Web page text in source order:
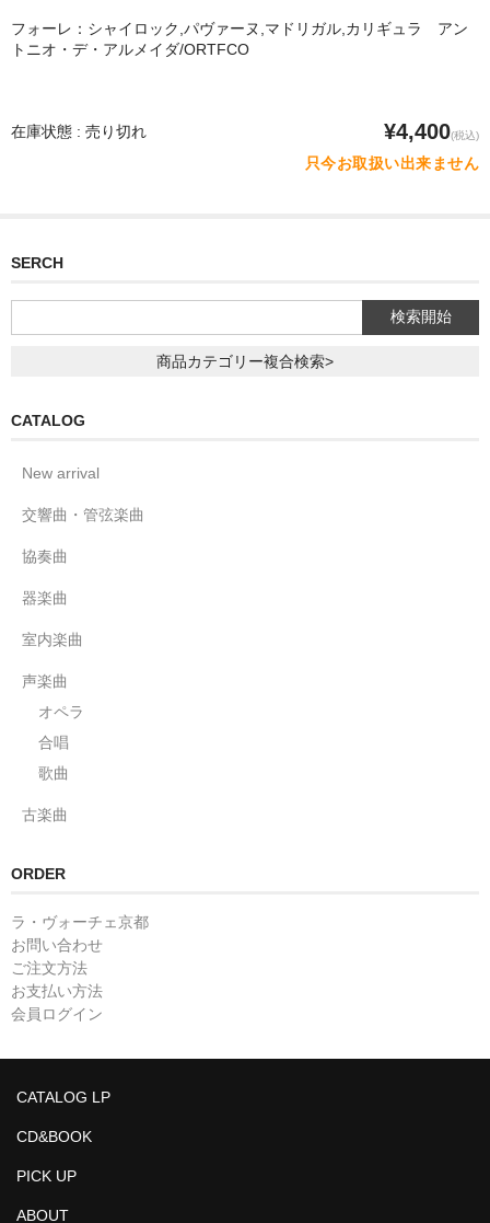
フォーレ：シャイロック,パヴァーヌ,マドリガル,カリギュラ アン
トニオ・デ・アルメイダ/ORTFCO
在庫状態 : 売り切れ ¥4,400(税込)
只今お取扱い出来ません
SERCH
商品カテゴリー複合検索>
CATALOG
New arrival
交響曲・管弦楽曲
協奏曲
器楽曲
室内楽曲
声楽曲
オペラ
合唱
歌曲
古楽曲
ORDER
ラ・ヴォーチェ京都
お問い合わせ
ご注文方法
お支払い方法
会員ログイン
CATALOG LP
CD&BOOK
PICK UP
ABOUT